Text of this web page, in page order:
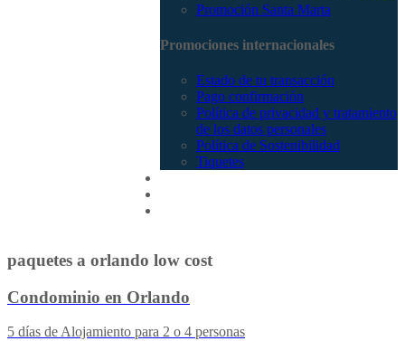
Promoción Santa Marta
Promociones internacionales
Estado de tu transacción
Pago confirmación
Política de privacidad y tratamiento
de los datos personales
Política de Sostenibilidad
Tiquetes
paquetes a orlando low cost
Condominio en Orlando
5 días de Alojamiento para 2 o 4 personas